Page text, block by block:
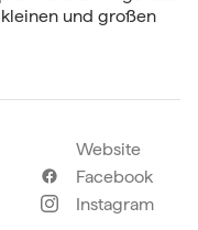
und großen
Website
Facebook
Instagram